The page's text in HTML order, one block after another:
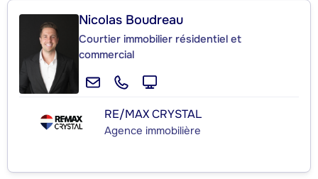
Nicolas Boudreau
Courtier immobilier résidentiel et
commercial
RE/MAX CRYSTAL
Agence immobilière